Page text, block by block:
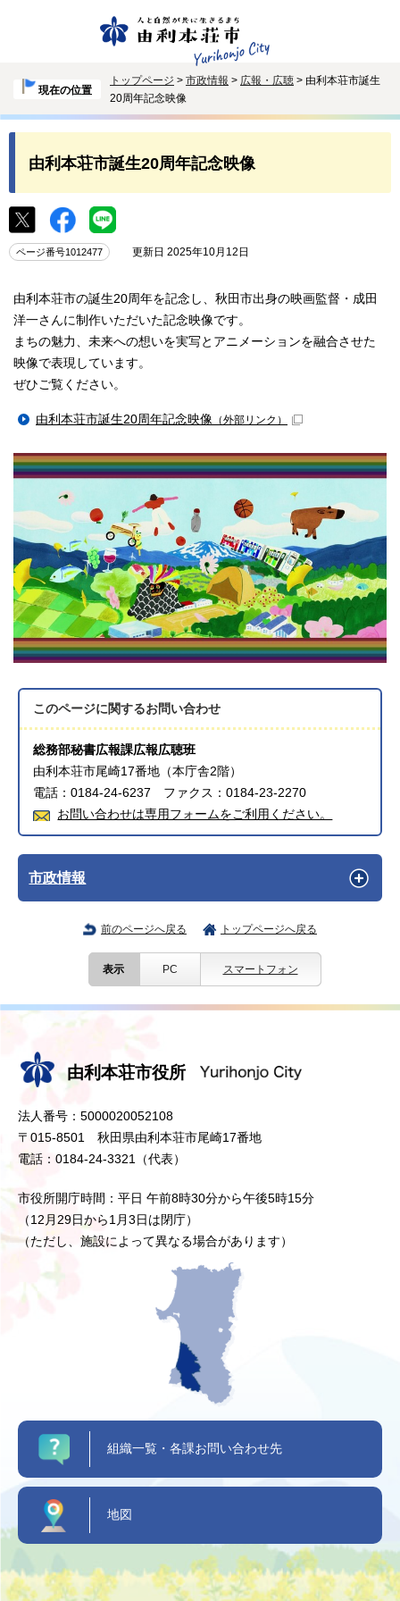
現在の位置
トップページ > 市政情報 > 広報・広聴 > 由利本荘市誕生
20周年記念映像
由利本荘市誕生20周年記念映像
ページ番号1012477 更新日 2025年10月12日
由利本荘市の誕生20周年を記念し、秋田市出身の映画監督・成田
洋一さんに制作いただいた記念映像です。
まちの魅力、未来への想いを実写とアニメーションを融合させた
映像で表現しています。
ぜひご覧ください。
由利本荘市誕生20周年記念映像 （外部リンク）
このページに関するお問い合わせ
総務部秘書広報課広報広聴班
由利本荘市尾崎17番地（本庁舎2階）
電話：0184-24-6237 ファクス：0184-23-2270
お問い合わせは専用フォームをご利用ください。
市政情報
前のページへ戻る トップページへ戻る
表示 PC スマートフォン
由利本荘市役所
法人番号：5000020052108
〒015-8501 秋田県由利本荘市尾崎17番地
電話：0184-24-3321（代表）
市役所開庁時間：平日 午前8時30分から午後5時15分
（12月29日から1月3日は閉庁）
（ただし、施設によって異なる場合があります）
組織一覧・各課お問い合わせ先
地図